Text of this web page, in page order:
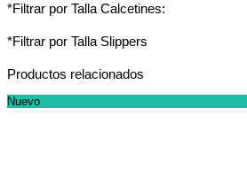
*Filtrar por Talla Calcetines:
*Filtrar por Talla Slippers
Productos relacionados
Nuevo